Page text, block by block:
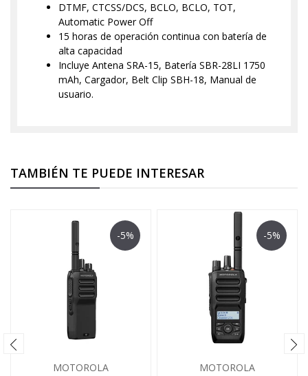
DTMF, CTCSS/DCS, BCLO, BCLO, TOT,
Automatic Power Off
15 horas de operación continua con batería de
alta capacidad
Incluye Antena SRA-15, Batería SBR-28LI 1750
mAh, Cargador, Belt Clip SBH-18, Manual de
usuario.
TAMBIÉN TE PUEDE INTERESAR
-5%
MOTOROLA
-5%
MOTOROLA